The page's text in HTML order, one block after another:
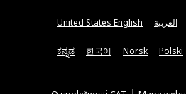
United States English العربية
ಕನ್ನಡ 한국어 Norsk Polski